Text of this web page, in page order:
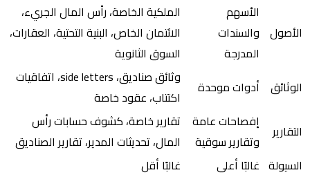
الأصول
الأسهم
والسندات
المدرجة
الملكية الخاصة، رأس المال الجريء،
الائتمان الخاص، البنية التحتية، العقارات،
السوق الثانوية
الوثائق أدوات موحدة
وثائق صناديق، side letters، اتفاقيات
اكتتاب، عقود خاصة
التقارير
إفصاحات عامة
وتقارير سوقية
تقارير خاصة، كشوف حسابات رأس
المال، تحديثات المدير، تقارير الصناديق
السيولة غالبًا أعلى غالبًا أقل